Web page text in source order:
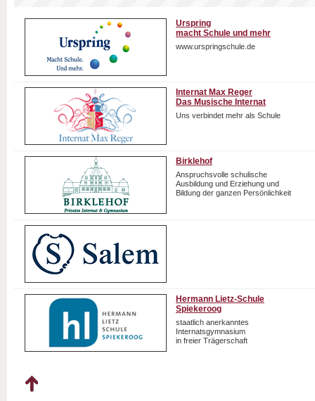
Urspring
macht Schule und mehr
www.urspringschule.de
Internat Max Reger
Das Musische Internat
Uns verbindet mehr als Schule
Birklehof
Anspruchsvolle schulische
Ausbildung und Erziehung und
Bildung der ganzen Persönlichkeit
Hermann Lietz-Schule
Spiekeroog
staatlich anerkanntes
Internatsgymnasium
in freier Trägerschaft